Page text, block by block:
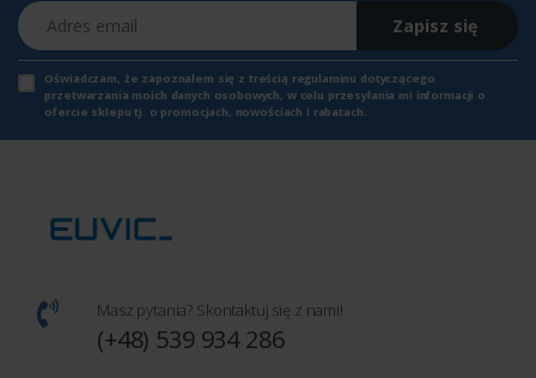
Adres email
Zapisz się
Oświadczam, że zapoznałem się z treścią regulaminu dotyczącego
przetwarzania moich danych osobowych, w celu przesyłania mi informacji o
ofercie sklepu tj. o promocjach, nowościach i rabatach.
Masz pytania? Skontaktuj się z nami!
(+48) 539 934 286